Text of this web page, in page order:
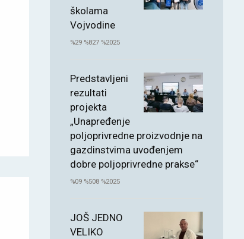
školama
Vojvodine
%29 %827 %2025
Predstavljeni
rezultati
projekta
„Unapređenje
poljoprivredne proizvodnje na
gazdinstvima uvođenjem
dobre poljoprivredne prakse“
%09 %508 %2025
JOŠ JEDNO
VELIKO